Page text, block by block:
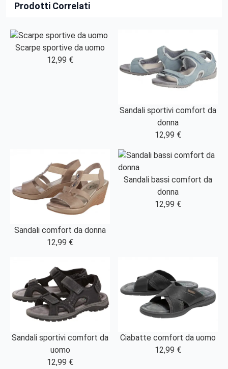
Prodotti Correlati
Scarpe sportive da uomo
12,99 €
Sandali sportivi comfort da
donna
12,99 €
Sandali comfort da donna
12,99 €
Sandali bassi comfort da
donna
12,99 €
Sandali sportivi comfort da
uomo
12,99 €
Ciabatte comfort da uomo
12,99 €